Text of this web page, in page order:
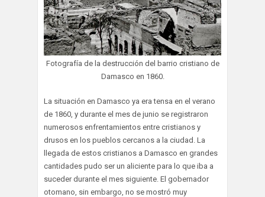
Fotografía de la destrucción del barrio cristiano de
Damasco en 1860.
La situación en Damasco ya era tensa en el verano
de 1860, y durante el mes de junio se registraron
numerosos enfrentamientos entre cristianos y
drusos en los pueblos cercanos a la ciudad. La
llegada de estos cristianos a Damasco en grandes
cantidades pudo ser un aliciente para lo que iba a
suceder durante el mes siguiente. El gobernador
otomano, sin embargo, no se mostró muy